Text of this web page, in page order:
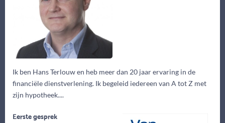
Ik ben Hans Terlouw en heb meer dan 20 jaar ervaring in de
financiële dienstverlening. Ik begeleid iedereen van A tot Z met
zijn hypotheek....
Eerste gesprek